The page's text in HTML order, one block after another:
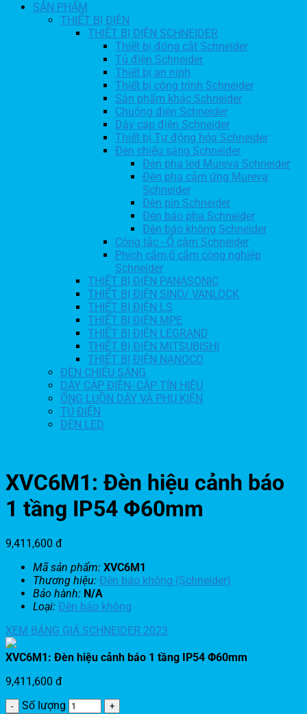
SẢN PHẨM
THIẾT BỊ ĐIỆN
THIẾT BỊ ĐIỆN SCHNEIDER
Thiết bị đóng cắt Schneider
Tủ điện Schneider
Thiết bị an ninh
Thiết bị công trình Schneider
Sản phẩm khác Schneider
Chuông điện Schneider
Dây cáp điện Schneider
Thiết bị Tự động hóa Schneider
Đèn chiếu sáng Schneider
Đèn pha led Mureva Schneider
Đèn pha cảm ứng Mureva
Schneider
Đèn pin Schneider
Đèn báo pha Schneider
Đèn báo không Schneider
Công tắc - Ổ cắm Schneider
Phích cắm,ổ cắm công nghiệp
Schneider
THIẾT BỊ ĐIỆN PANASONIC
THIẾT BỊ ĐIỆN SINO/ VANLOCK
THIẾT BỊ ĐIỆN LS
THIẾT BỊ ĐIỆN MPE
THIẾT BỊ ĐIỆN LEGRAND
THIẾT BỊ ĐIỆN MITSUBISHI
THIẾT BỊ ĐIỆN NANOCO
ĐÈN CHIẾU SÁNG
DÂY CÁP ĐIỆN- CÁP TÍN HIỆU
ỐNG LUỒN DÂY VÀ PHỤ KIỆN
TỦ ĐIỆN
ĐÈN LED
XVC6M1: Đèn hiệu cảnh báo
1 tầng IP54 Φ60mm
9,411,600 đ
Mã sản phẩm: XVC6M1
Thương hiệu: Đèn báo không (Schneider)
Bảo hành: N/A
Loại: Đèn báo không
XEM BẢNG GIÁ SCHNEIDER 2023
XVC6M1: Đèn hiệu cảnh báo 1 tầng IP54 Φ60mm
9,411,600 đ
Số lượng